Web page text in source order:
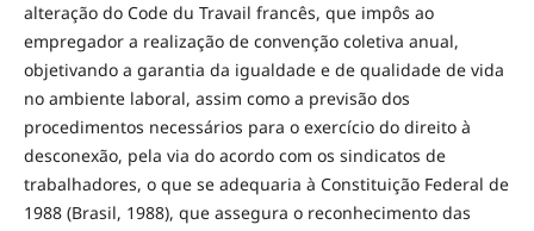
alteração do Code du Travail francês, que impôs ao
empregador a realização de convenção coletiva anual,
objetivando a garantia da igualdade e de qualidade de vida
no ambiente laboral, assim como a previsão dos
procedimentos necessários para o exercício do direito à
desconexão, pela via do acordo com os sindicatos de
trabalhadores, o que se adequaria à Constituição Federal de
1988 (Brasil, 1988), que assegura o reconhecimento das